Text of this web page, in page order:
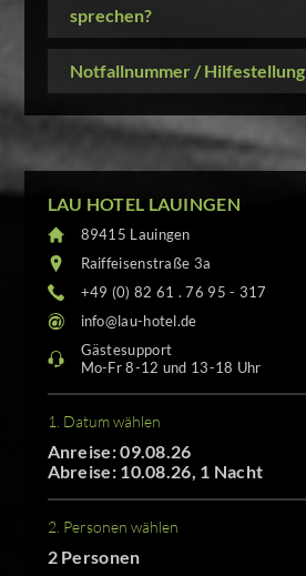
sprechen?
Notfallnummer / Hilfestellung
LAU HOTEL LAUINGEN
89415 Lauingen
Raiffeisenstraße 3a
+49 (0) 82 61 . 76 95 - 317
info@lau-hotel.de
Gästesupport
Mo-Fr 8-12 und 13-18 Uhr
1. Datum wählen
Anreise: 09.08.26
Abreise: 10.08.26, 1 Nacht
2. Personen wählen
2 Personen